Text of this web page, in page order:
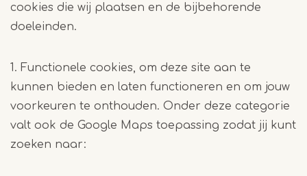
cookies die wij plaatsen en de bijbehorende
doeleinden.
1. Functionele cookies, om deze site aan te
kunnen bieden en laten functioneren en om jouw
voorkeuren te onthouden. Onder deze categorie
valt ook de Google Maps toepassing zodat jij kunt
zoeken naar: